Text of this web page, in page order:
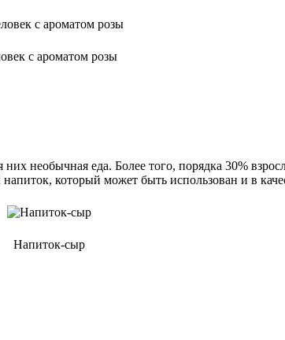
с ароматом розы
необычная еда. Более того, порядка 30%
который может быть использован и в
Напиток-сыр